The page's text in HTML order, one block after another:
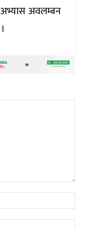
अभ्यास अवलम्बन